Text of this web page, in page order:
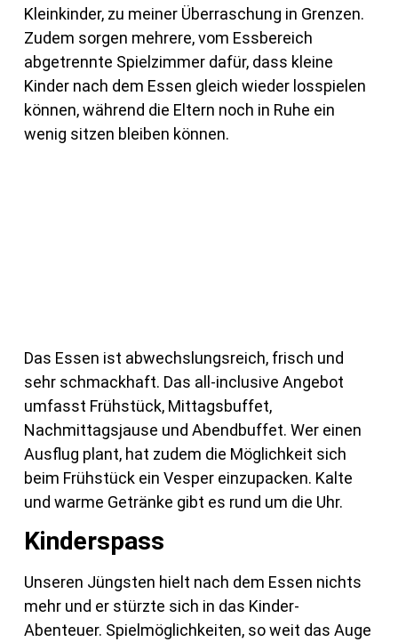
Kleinkinder, zu meiner Überraschung in Grenzen.
Zudem sorgen mehrere, vom Essbereich
abgetrennte Spielzimmer dafür, dass kleine
Kinder nach dem Essen gleich wieder losspielen
können, während die Eltern noch in Ruhe ein
wenig sitzen bleiben können.
Das Essen ist abwechslungsreich, frisch und
sehr schmackhaft. Das all-inclusive Angebot
umfasst Frühstück, Mittagsbuffet,
Nachmittagsjause und Abendbuffet. Wer einen
Ausflug plant, hat zudem die Möglichkeit sich
beim Frühstück ein Vesper einzupacken. Kalte
und warme Getränke gibt es rund um die Uhr.
Kinderspass
Unseren Jüngsten hielt nach dem Essen nichts
mehr und er stürzte sich in das Kinder-
Abenteuer. Spielmöglichkeiten, so weit das Auge